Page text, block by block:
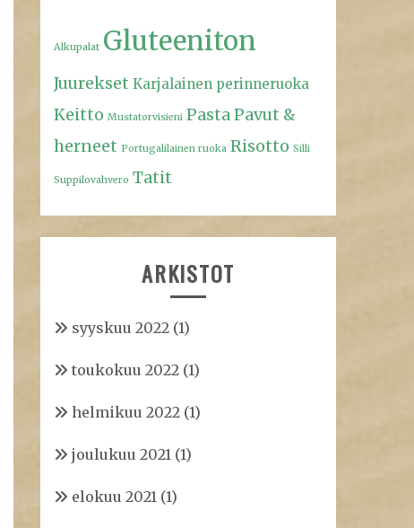
Alkupalat Gluteeniton
Juurekset Karjalainen perinneruoka
Keitto Mustatorvisieni PastaPavut &
herneet Portugalilainen ruoka Risotto Silli
Suppilovahvero Tatit
ARKISTOT
syyskuu 2022 (1)
toukokuu 2022 (1)
helmikuu 2022 (1)
joulukuu 2021 (1)
elokuu 2021 (1)